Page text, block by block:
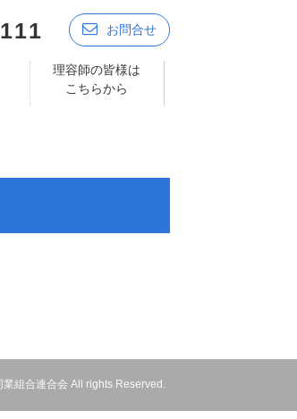
お問合せ
理容師の皆様は
こちらから
組合連合会 All rights Reserved.